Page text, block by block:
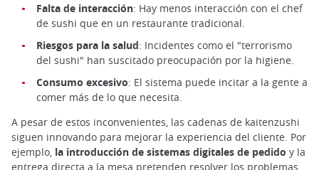
Falta de interacción: Hay menos interacción con el chef
de sushi que en un restaurante tradicional.
Riesgos para la salud: Incidentes como el "terrorismo
del sushi" han suscitado preocupación por la higiene.
Consumo excesivo: El sistema puede incitar a la gente a
comer más de lo que necesita.
A pesar de estos inconvenientes, las cadenas de kaitenzushi
siguen innovando para mejorar la experiencia del cliente. Por
ejemplo, la introducción de sistemas digitales de pedido y la
entrega directa a la mesa pretenden resolver los problemas